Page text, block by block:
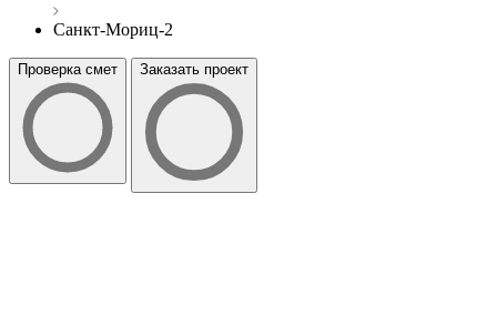
Санкт-Мориц-2
Проверка смет Заказать проект